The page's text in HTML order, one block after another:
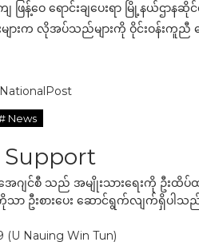
ြန့်ဝေ ရောင်းချပေးရာ မြို့နယ်ဌာနဆို
ျားက လိုအပ်သည်များကို ဝိုင်းဝန်းကူ
News
Support
ေဂျင်စီ သည် အမျိုးသားရေးကို ဦးထိ
သာ ဦးစားပေး ဆောင်ရွက်လျက်ရှိပါ
(U Nauing Win Tun)